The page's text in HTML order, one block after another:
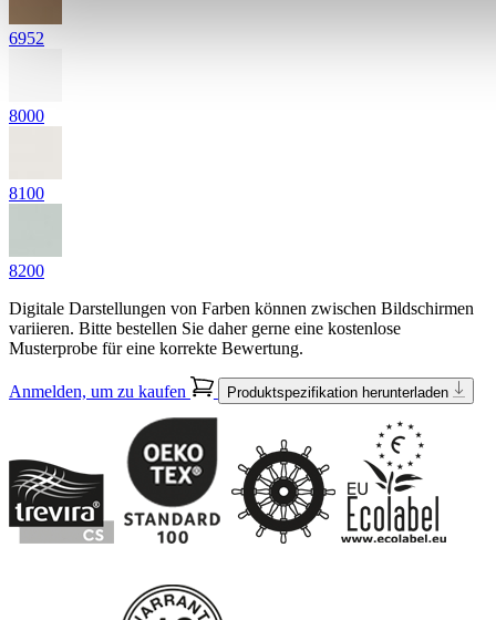
6952
8000
8100
8200
Digitale Darstellungen von Farben können zwischen Bildschirmen
variieren. Bitte bestellen Sie daher gerne eine kostenlose
Musterprobe für eine korrekte Bewertung.
Anmelden, um zu kaufen Produktspezifikation herunterladen